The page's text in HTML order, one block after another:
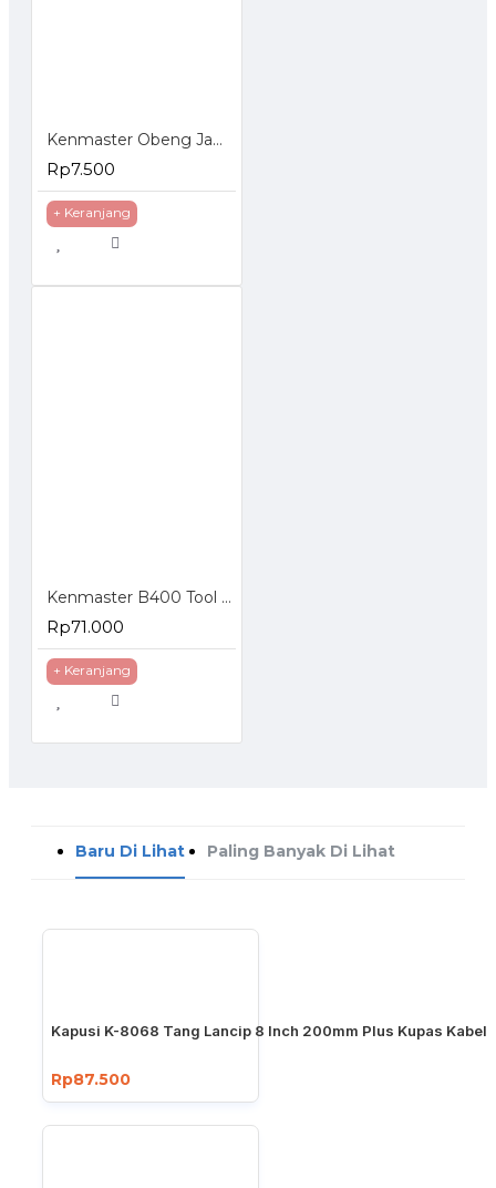
Kenmaster Obeng Jam Set 6 Pcs
Rp7.500
+ Keranjang
Kenmaster B400 Tool Box
Rp71.000
+ Keranjang
Baru Di Lihat Paling Banyak Di Lihat
Kapusi K-8068 Tang Lancip 8 Inch 200mm Plus Kupas Kabel
Rp87.500